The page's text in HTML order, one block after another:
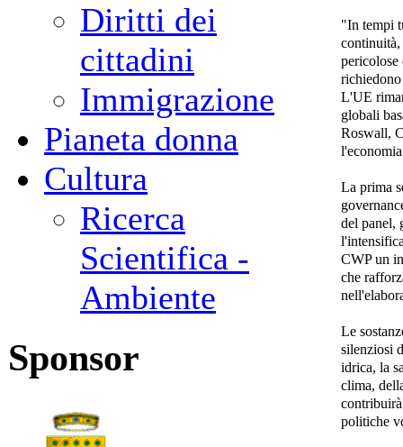
Diritti dei
cittadini
Immigrazione
Pianeta donna
Cultura
Ricerca
Scientifica -
Ambiente
Sponsor
"In tempi
continuità,
L'UE
globali
Roswall,
La prima
del panel,
CWP un
che
Le
silenziosi
idrica, la
clima,
politiche